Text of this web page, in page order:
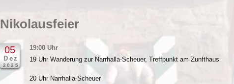
Nikolausfeier
05
Dez
2025
19:00 Uhr
19 Uhr Wanderung zur Narrhalla-Scheuer, Treffpunkt am Zunfthaus
20 Uhr Narrhalla-Scheuer